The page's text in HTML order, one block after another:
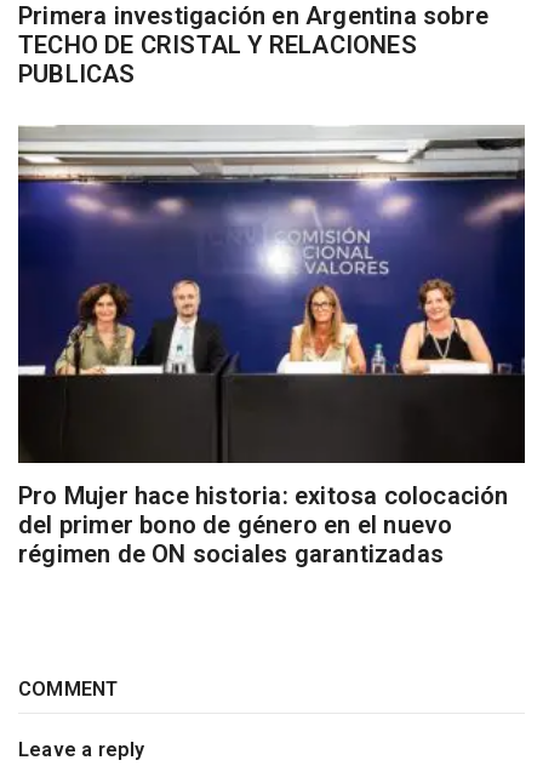
Primera investigación en Argentina sobre
TECHO DE CRISTAL Y RELACIONES
PUBLICAS
Pro Mujer hace historia: exitosa colocación
del primer bono de género en el nuevo
régimen de ON sociales garantizadas
COMMENT
Leave a reply